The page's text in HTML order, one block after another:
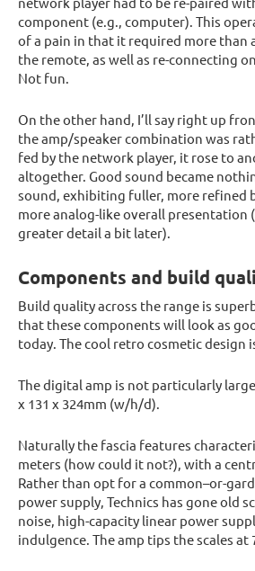
component (e.g., computer). This
of a pain in that it required more than
the remote, as well as re-connecting
Not fun.
On the other hand, I’ll say right up
the amp/speaker combination was
fed by the network player, it rose to
altogether. Good sound became
sound, exhibiting fuller, more refined
more analog-like overall presentation
greater detail a bit later).
Components and build
Build quality across the range is
that these components will look as
today. The cool retro cosmetic design
The digital amp is not particularly
x 131 x 324mm (w/h/d).
Naturally the fascia features
meters (how could it not?), with a
Rather than opt for a common–or-
power supply, Technics has gone old
noise, high-capacity linear power
indulgence. The amp tips the scales at